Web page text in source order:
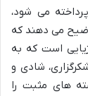
می شود،
می دهند که
است که به
شادی و
های مثبت را